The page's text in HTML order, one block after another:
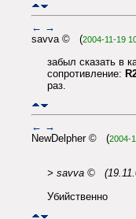
← →
savva © (2004-11-19
забыл сказать в
сопротивление:
раз.
← →
NewDelpher © (2004-
> savva ©
Убийственно